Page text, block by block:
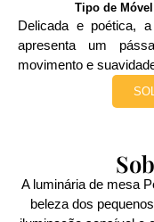
Tipo de
Delicada e poética,
apresenta um
movimento e
A luminária de mesa
beleza dos